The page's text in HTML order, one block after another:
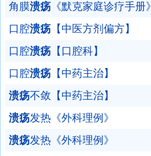
角膜溃疡 《默克家庭诊疗手册》
口腔溃疡 【中医方剂偏方】
口腔溃疡 【口腔科】
口腔溃疡 【中药主治】
溃疡不敛【中药主治】
溃疡发热《外科理例》
溃疡发热《外科理例》